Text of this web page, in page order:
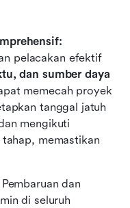
Monday.com memungkinkan pelacakan efektif
dan sumber daya
memecah proyek
tanggal jatuh
mengikuti
memastikan
Pembaruan dan
di seluruh